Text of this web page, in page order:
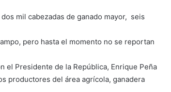
mil cabezadas de ganado mayor, seis
pero hasta el momento no se reportan
el Presidente de la República, Enrique Peña
productores del área agrícola, ganadera